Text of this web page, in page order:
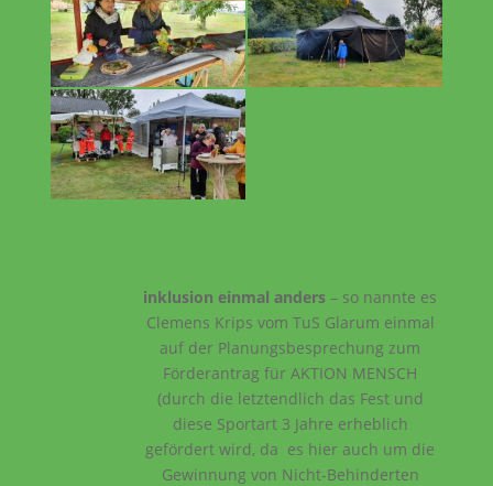
inklusioneinmal anders – so nannte es
Clemens Krips vom TuS Glarum einmal
auf der Planungsbesprechung zum
Förderantrag für AKTION MENSCH
(durch die letztendlich das Fest und
diese Sportart 3 Jahre erheblich
gefördert wird, da es hier auch um die
Gewinnung von Nicht-Behinderten